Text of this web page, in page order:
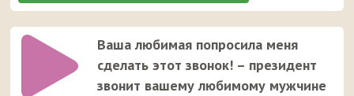
Ваша любимая попросила меня
сделать этот звонок! – президент
звонит вашему любимому мужчине